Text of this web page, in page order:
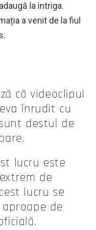
la intriga.
a venit de la fiul
că videoclipul
înrudit cu
destul de
lucru este
de
lucru se
de